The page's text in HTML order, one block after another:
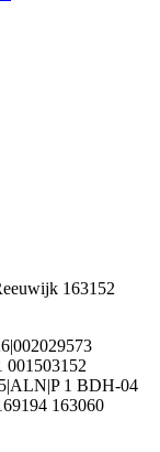
163152
001503152
1 BDH-04
163060